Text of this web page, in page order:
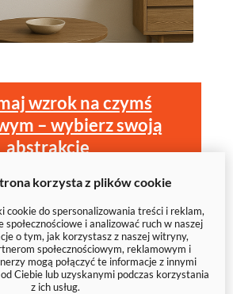
wzrok na czymś
– wybierz swoją
abstrakcję
korzysta z plików cookie
cookie do spersonalizowania treści i reklam,
i analizować ruch w naszej
o tym, jak korzystasz z naszej witryny,
społecznościowym, reklamowym i
mogą połączyć te informacje z innymi
Ciebie lub uzyskanymi podczas korzystania
z ich usług.